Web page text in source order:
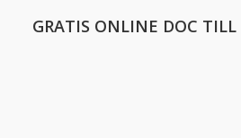
GRATIS ONLINE DOC TILL